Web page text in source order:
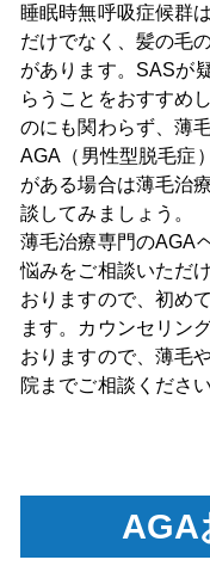
睡眠時無呼吸症候群
だけでなく、髪の毛
があります。SASが
らうことをおすすめ
のにも関わらず、薄
AGA（男性型脱毛症
がある場合は薄毛治
談してみましょう。
薄毛治療専門のAGA
悩みをご相談いただ
おりますので、初め
ます。カウンセリン
おりますので、薄毛
院までご相談ください
AGA